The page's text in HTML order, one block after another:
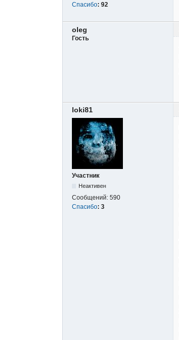
Спасибо: 92
oleg
Гость
loki81
Участник
Неактивен
Сообщений: 590
Спасибо: 3